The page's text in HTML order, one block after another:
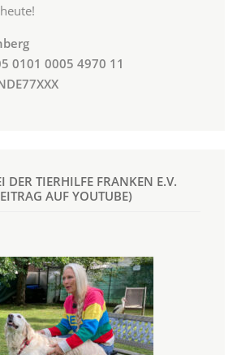
0101 0005 4970 11
DER TIERHILFE FRANKEN E.V.
AUF YOUTUBE)